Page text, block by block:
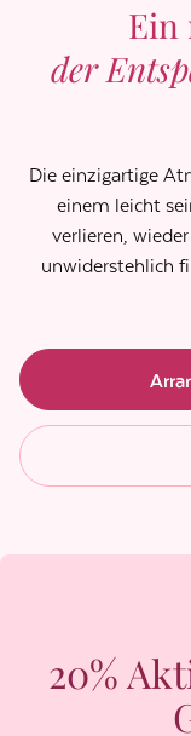
Ein
der
Die einzigartige
einem leicht
verlieren,
unwiderstehlich
20%